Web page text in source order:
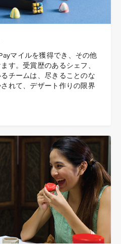
マイルを獲得でき、その他
す。受賞歴のあるシェフ、
チームは、尽きることのな
れて、デザート作りの限界